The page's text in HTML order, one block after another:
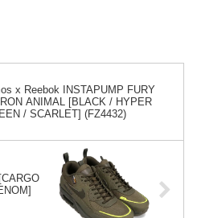
x Reebok INSTAPUMP FURY
ANIMAL [BLACK / HYPER
/ SCARLET] (FZ4432)